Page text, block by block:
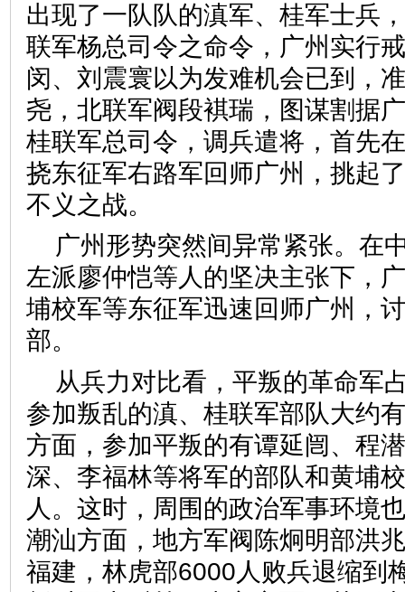
出现了一队队的滇军、桂军士兵
联军杨总司令之命令，广州实行
闵、刘震寰以为发难机会已到，
尧，北联军阀段褀瑞，图谋割据
桂联军总司令，调兵遣将，首先
挠东征军右路军回师广州，挑起
不义之战。
广州形势突然间异常紧张。在
左派廖仲恺等人的坚决主张下，
埔校军等东征军迅速回师广州，
部。
从兵力对比看，平叛的革命军
参加叛乱的滇、桂联军部队大约
方面，参加平叛的有谭延闿、程
深、李福林等将军的部队和黄埔
人。这时，周围的政治军事环境
潮汕方面，地方军阀陈炯明部洪
福建，林虎部6000人败兵退缩到